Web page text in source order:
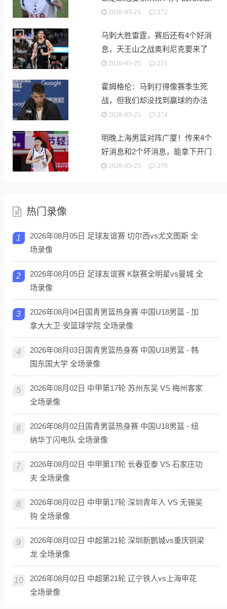
战2026-05-25 272
马刺大胜雷霆，赛后还有4个好消
息，天王山之战奥利尼克要来了
2026-05-25 271
霍姆格伦：马刺打得像赛季生死
战，但我们却没找到赢球的办法
2026-05-25 274
明晚上海男篮对阵广厦！传来4个
好消息和2个坏消息，能拿下开门
红2026-05-25 270
热门录像
1
2026年08月05日 足球友谊赛 切尔西vs尤文图斯 全
场录像
2
2026年08月05日 足球友谊赛 K联赛全明星vs曼城 全
场录像
3
2026年08月04日国青男篮热身赛 中国U18男篮 - 加
拿大大卫·安篮球学院 全场录像
4
2026年08月03日国青男篮热身赛 中国U18男篮 - 韩
国东国大学 全场录像
5
2026年08月02日 中甲第17轮 苏州东吴 VS 梅州客家
全场录像
6
2026年08月02日国青男篮热身赛 中国U18男篮 - 纽
纳华丁闪电队 全场录像
7
2026年08月02日 中甲第17轮 长春亚泰 VS 石家庄功
夫 全场录像
8
2026年08月02日 中甲第17轮 深圳青年人 VS 无锡吴
钩 全场录像
9
2026年08月02日 中超第21轮 深圳新鹏城vs重庆铜梁
龙 全场录像
10
2026年08月02日 中超第21轮 辽宁铁人vs上海申花
全场录像